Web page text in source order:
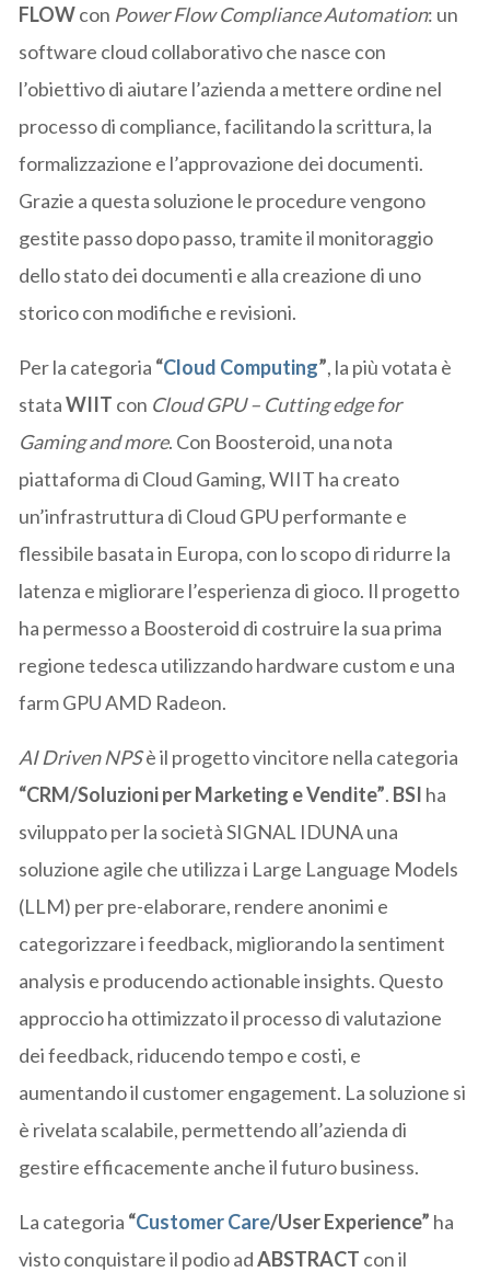
FLOWcon Power Flow Compliance Automation: un
software cloud collaborativo che nasce con
l’obiettivo di aiutare l’azienda a mettere ordine nel
processo di compliance, facilitando la scrittura, la
formalizzazione e l’approvazione dei documenti.
Grazie a questa soluzione le procedure vengono
gestite passo dopo passo, tramite il monitoraggio
dello stato dei documenti e alla creazione di uno
storico con modifiche e revisioni.
Per la categoria “Cloud Computing”, la più votata è
stataWIIT con Cloud GPU – Cutting edge for
Gaming and more. Con Boosteroid, una nota
piattaforma di Cloud Gaming, WIIT ha creato
un’infrastruttura di Cloud GPU performante e
flessibile basata in Europa, con lo scopo di ridurre la
latenza e migliorare l’esperienza di gioco. Il progetto
ha permesso a Boosteroid di costruire la sua prima
regione tedesca utilizzando hardware custom e una
farm GPU AMD Radeon.
AI Driven NPSè il progetto vincitore nella categoria
“CRM/Soluzioni per Marketing e Vendite”. BSI ha
sviluppato per la società SIGNAL IDUNA una
soluzione agile che utilizza i Large Language Models
(LLM) per pre-elaborare, rendere anonimi e
categorizzare i feedback, migliorando la sentiment
analysis e producendo actionable insights. Questo
approccio ha ottimizzato il processo di valutazione
dei feedback, riducendo tempo e costi, e
aumentando il customer engagement. La soluzione si
è rivelata scalabile, permettendo all’azienda di
gestire efficacemente anche il futuro business.
La categoria “Customer Care/User Experience” ha
visto conquistare il podio adABSTRACT con il